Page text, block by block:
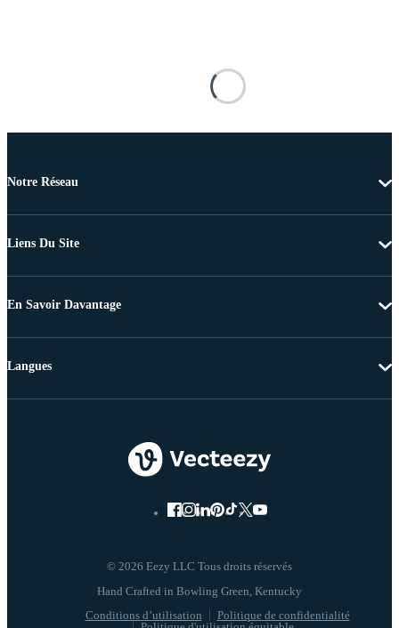
Notre Réseau
Liens Du Site
En Savoir Davantage
© 2026 Eezy LLC Tous droits réservés
Conditions d’utilisation
Politique de confidentialité
Langues